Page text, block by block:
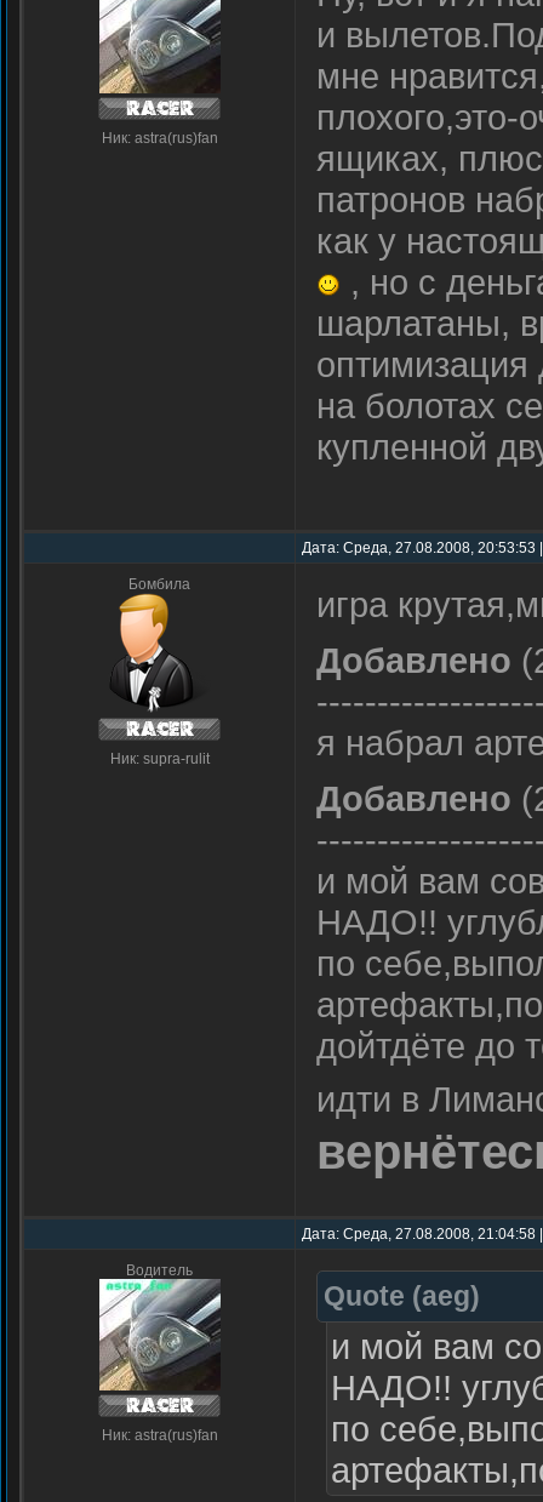
Ник: astra(rus)fan
и
мне
плохого,это-
ящиках, плюс
патронов
как у
, но с
шарлатаны,
оптимизация
на болотах
купленной
Дата: Среда, 27.08.2008,
Бомбила
Ник: supra-rulit
игра
Добавлено
я набрал
Добавлено
и мой вам
НАДО!!
по
дойтдёте до
идти в
Дата: Среда, 27.08.2008,
Водитель
Ник: astra(rus)fan
Quote (aeg)
и мой вам
НАДО!!
по